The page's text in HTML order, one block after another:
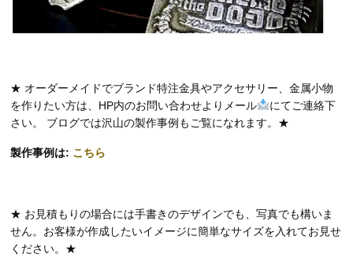
★ オーダーメイドでブランド特注金具やアクセサリー、金属小物
を作りたい方は、HP内のお問い合わせよりメール
にてご連絡下
さい。 ブログでは沢山の製作事例もご覧になれます。★
製作事例は: こちら
★ お見積もりの場合には手書きのデザインでも、写真でも構いま
せん。お客様が作成したいイメージに簡単なサイズを入れてお見せ
ください。★